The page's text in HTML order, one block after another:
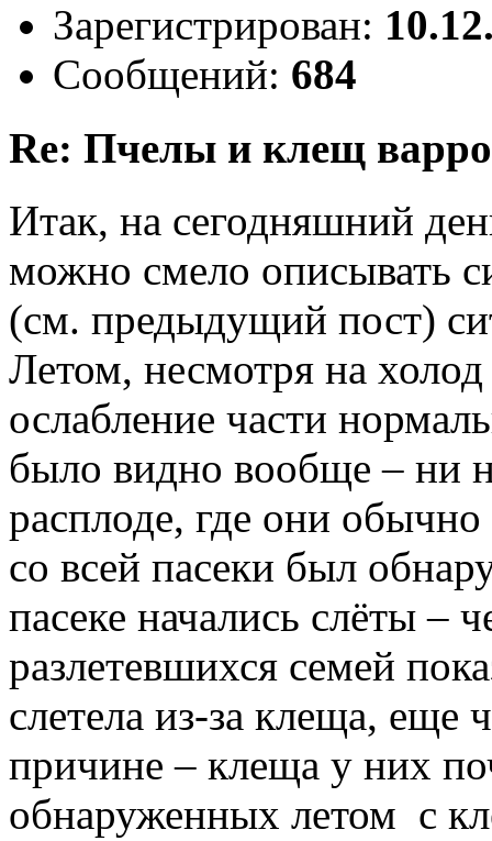
Зарегистрирован:
Сообщений: 684
Re: Пчелы и клещ
Итак, на сегодняшний
можно смело описывать
(см. предыдущий пост)
Летом, несмотря на
ослабление части
было видно вообще – ни
расплоде, где они
со всей пасеки был
пасеке начались слёты –
разлетевшихся семей
слетела из-за клеща, еще
причине – клеща у них
обнаруженных летом с